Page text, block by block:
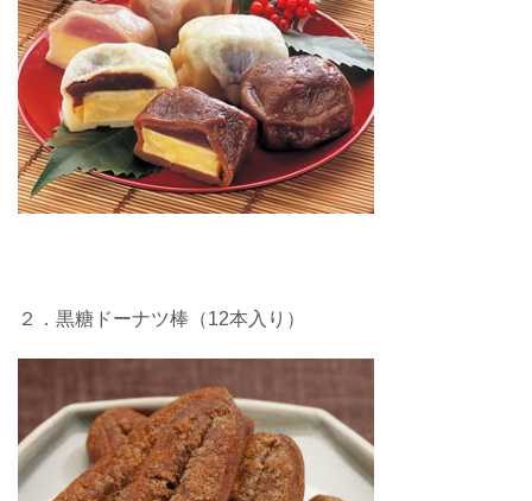
２．黒糖ドーナツ棒（12本入り）